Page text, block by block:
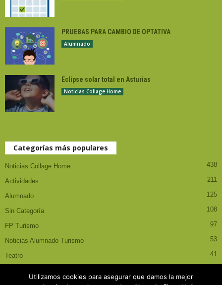
PRUEBAS PARA CAMBIO DE OPTATIVA
Alumnado
Eclipse solar total en Asturias
Noticias Collage Home
Categorías más populares
Noticias Collage Home 438
Actividades 211
Alumnado 125
Sin Categoría 108
FP Turismo 97
Noticias Alumnado Turismo 53
Teatro 41
Utilizamos cookies para asegurar que damos la mejor